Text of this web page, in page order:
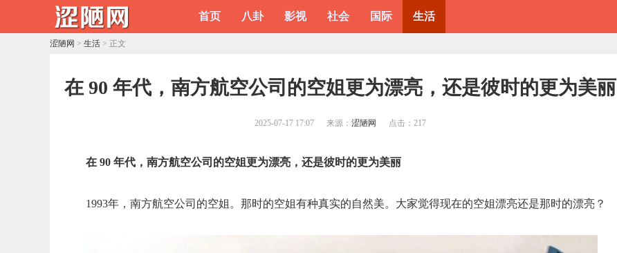
首页 八卦 影视 社会 国际 生活
涩陋网 > 生活 > 正文
​在 90 年代，南方航空公司的空姐更为漂亮，还是彼时的更为美丽
2025-07-17 17:07 来源： 涩陋网 点击： 217
在 90 年代，南方航空公司的空姐更为漂亮，还是彼时的更为美丽
1993年，南方航空公司的空姐。那时的空姐有种真实的自然美。大家觉得现在的空姐漂亮还是那时的漂亮？